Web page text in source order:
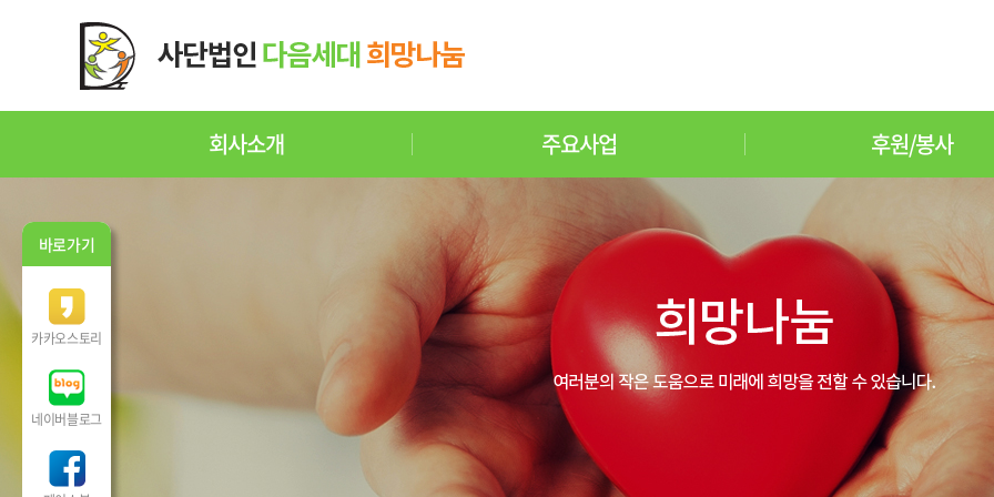
회사소개 주요사업 후원/봉사
바로가기
카카오스토리
네이버블로그